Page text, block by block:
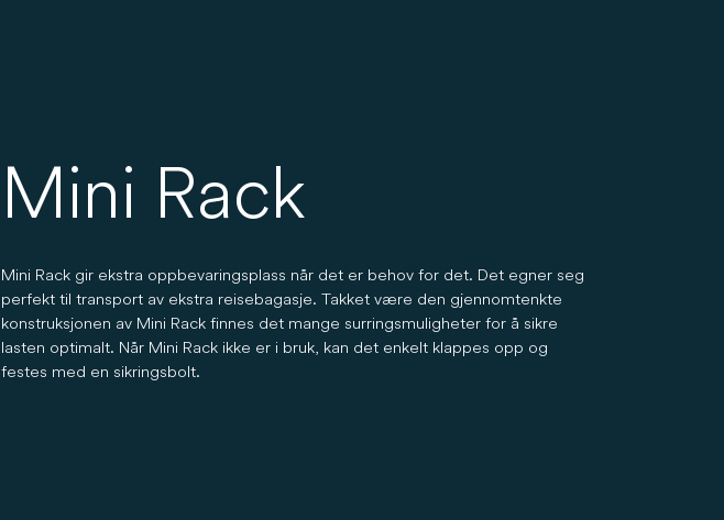
Mini Rack
Mini Rack gir ekstra oppbevaringsplass når det er behov for det. Det egner seg
perfekt til transport av ekstra reisebagasje. Takket være den gjennomtenkte
konstruksjonen av Mini Rack finnes det mange surringsmuligheter for å sikre
lasten optimalt. Når Mini Rack ikke er i bruk, kan det enkelt klappes opp og
festes med en sikringsbolt.